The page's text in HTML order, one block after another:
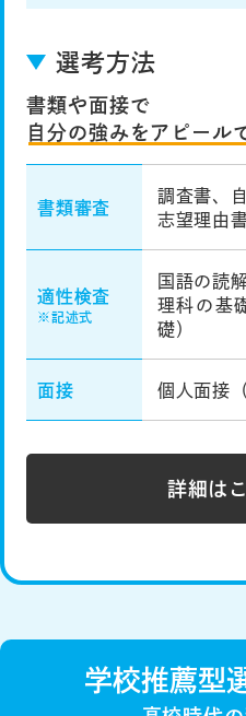
選考方法
書類や面接で
自分の強みをアピール
書類審査
調査書、
志望理由
適性検査
※記述式
国語の読
理科の基
礎）
面接 個人面接
詳細は
学校推薦型